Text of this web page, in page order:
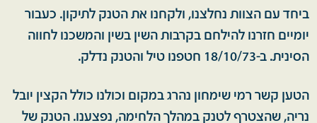
ביחד עם הצוות נחלצנו, ולקחנו את הטנק לתיקון. כעבור
יומיים חזרנו להילחם בקרבות השין בשין והמשכנו לחווה
הסינית. ב-18/10/73 חטפנו טיל והטנק נדלק.
הטען קשר רמי שימחון נהרג במקום וכולנו כולל הקצין יובל
נריה, שהצטרף לטנק במהלך הלחימה, נפצענו. הטנק של